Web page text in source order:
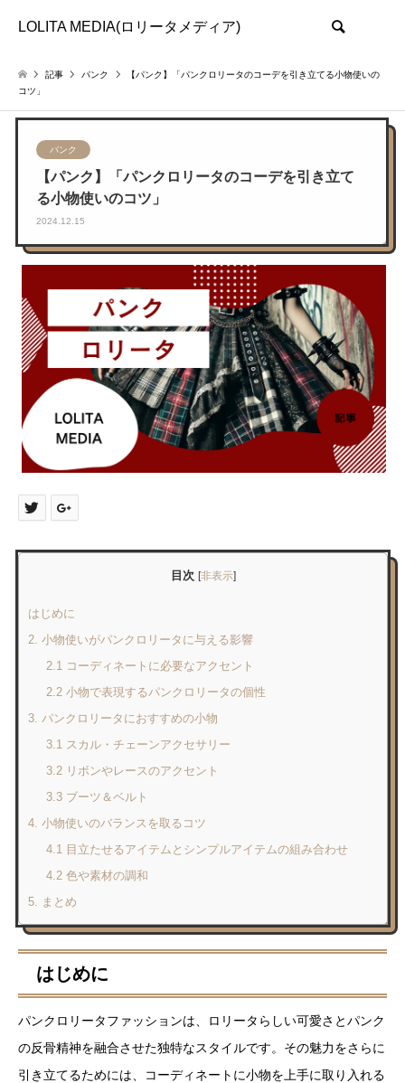
LOLITA MEDIA(ロリータメディア)
記事 パンク
【パンク】「パンクロリータのコーデを引き立てる小物使いの
コツ」
パンク
【パンク】「パンクロリータのコーデを引き立て
る小物使いのコツ」
2024.12.15
目次 [非表示]
はじめに
2. 小物使いがパンクロリータに与える影響
2.1 コーディネートに必要なアクセント
2.2 小物で表現するパンクロリータの個性
3. パンクロリータにおすすめの小物
3.1 スカル・チェーンアクセサリー
3.2 リボンやレースのアクセント
3.3 ブーツ＆ベルト
4. 小物使いのバランスを取るコツ
4.1 目立たせるアイテムとシンプルアイテムの組み合わせ
4.2 色や素材の調和
5. まとめ
はじめに
パンクロリータファッションは、ロリータらしい可愛さとパンク
の反骨精神を融合させた独特なスタイルです。その魅力をさらに
引き立てるためには、コーディネートに小物を上手に取り入れる